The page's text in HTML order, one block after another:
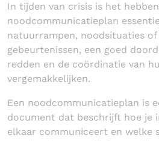
In tijden van crisis is het
noodcommunicatieplan
natuurrampen, noodsituaties
gebeurtenissen, een goed
redden en de coördinatie van
vergemakkelijken.
Een noodcommunicatieplan is
document dat beschrijft hoe je
elkaar communiceert en welke